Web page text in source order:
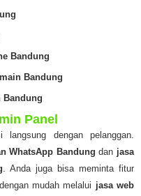
Bandung
Bandung
Bandung
Panel
langsung dengan pelanggan.
WhatsApp Bandung dan jasa
. Anda juga bisa meminta fitur
mudah melalui jasa web